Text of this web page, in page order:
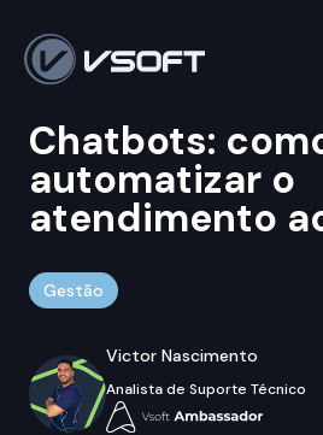
Chatbots:
automatizar o
atendimento
Gestão
Victor Nascimento
Analista de Suporte Técnico